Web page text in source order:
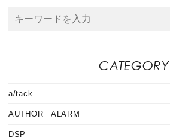
CATEGORY
a/tack
AUTHOR ALARM
DSP